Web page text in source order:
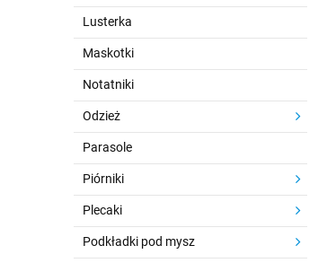
Lusterka
Maskotki
Notatniki
Odzież
Parasole
Piórniki
Plecaki
Podkładki pod mysz